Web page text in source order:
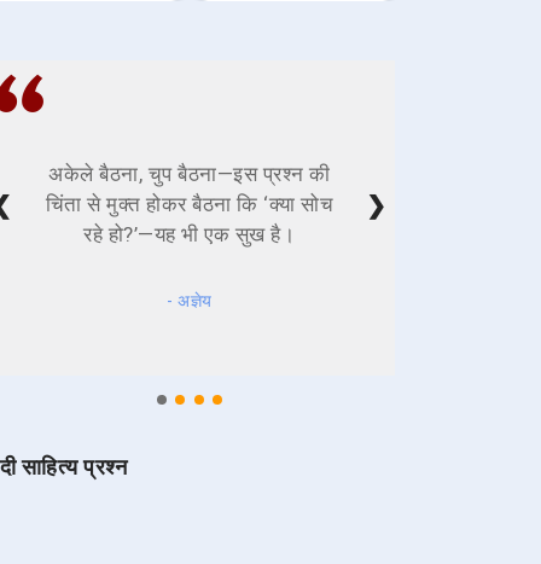
अकेले बैठना, चुप बैठना—इस प्रश्न की
चिंता से मुक्त होकर बैठना कि ‘क्या सोच
रहे हो?’—यह भी एक सुख है।
- अज्ञेय
❯
साहित्य प्रश्न